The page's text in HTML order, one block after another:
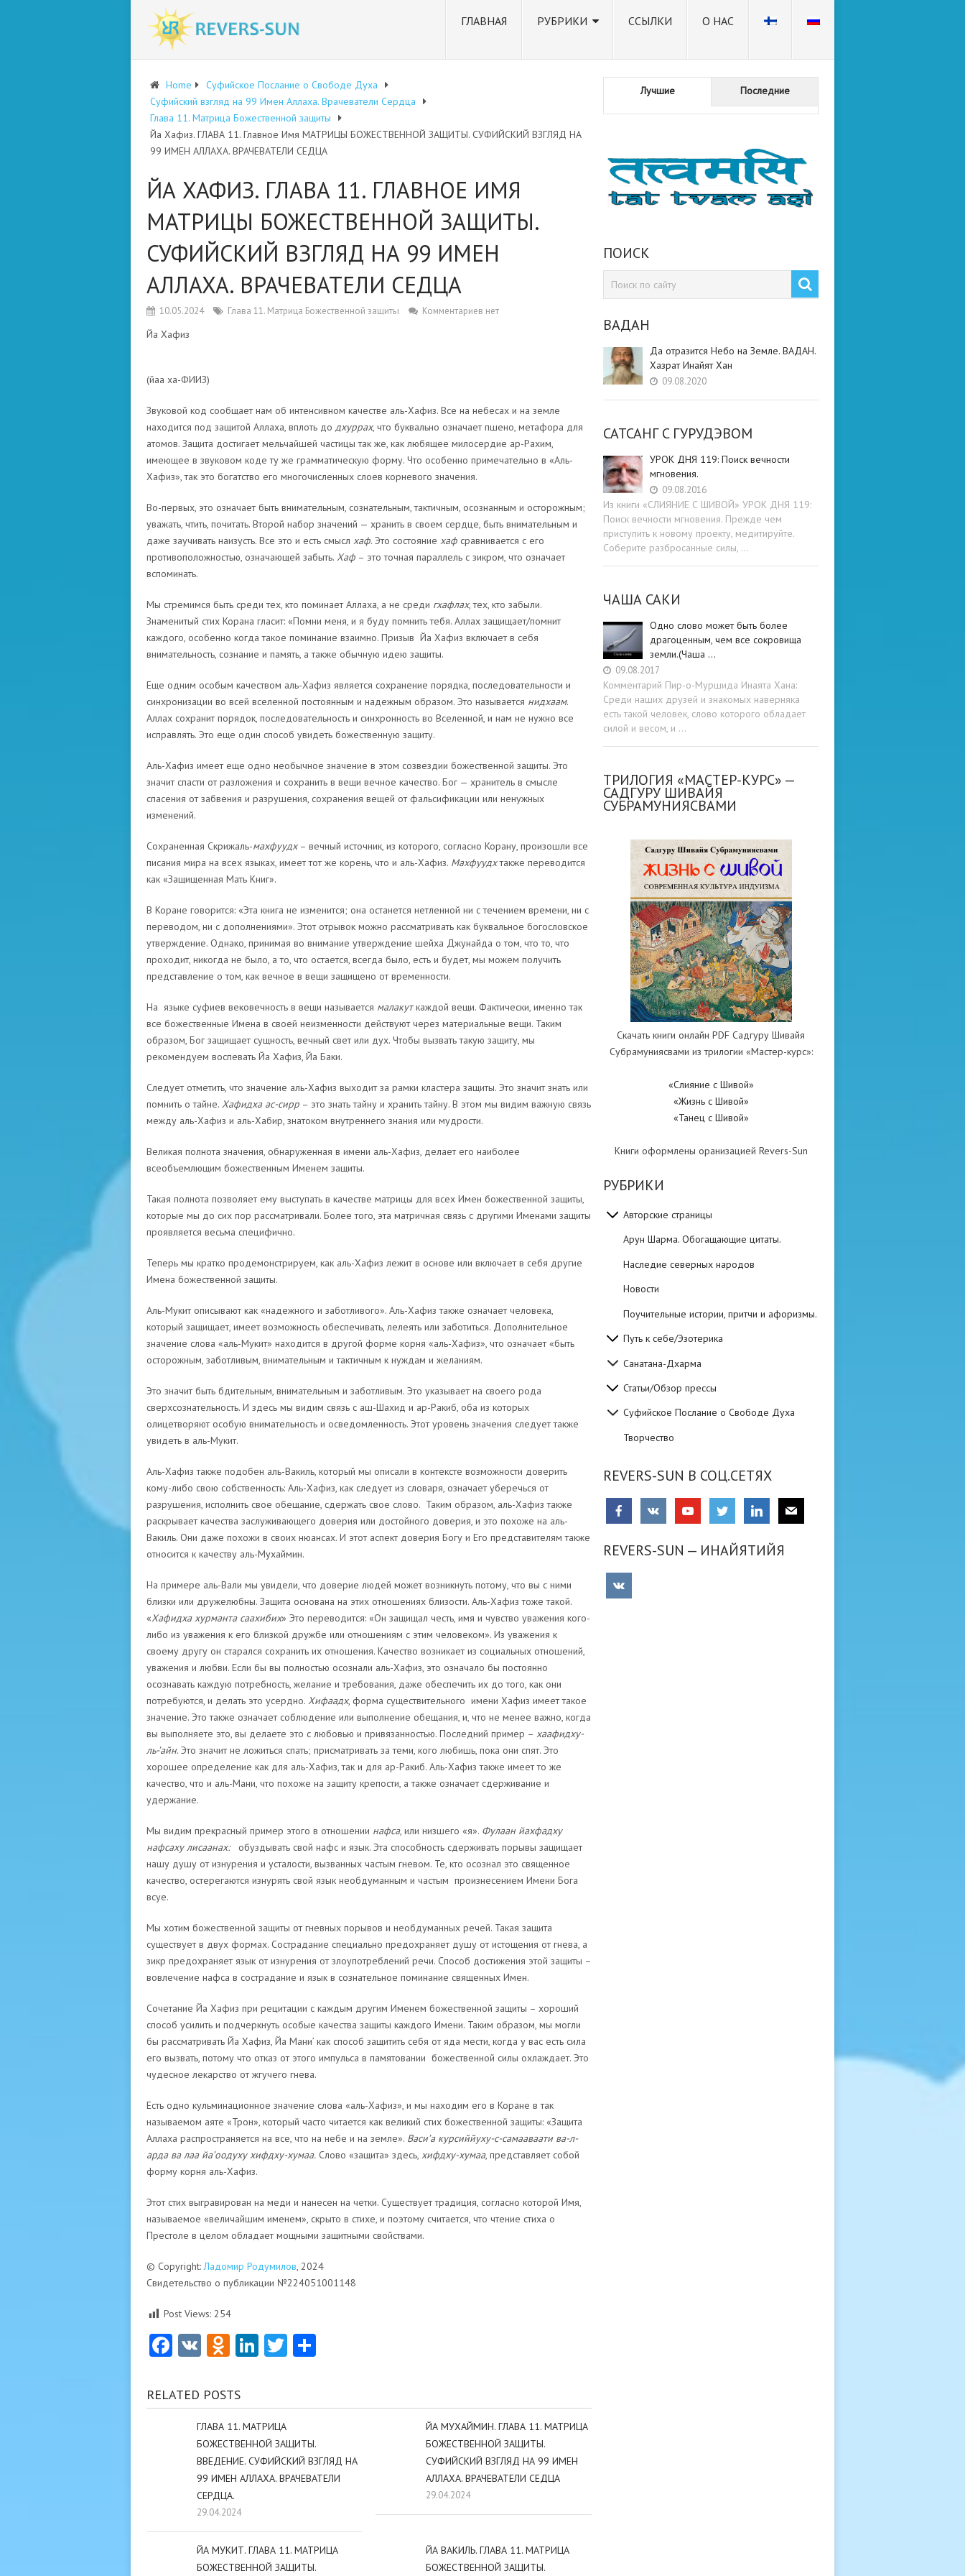
ГЛАВНАЯ РУБРИКИ ССЫЛКИ О НАС
Home
Суфийское Послание о Свободе Духа
Суфийский взгляд на 99 Имен Аллаха. Врачеватели Сердца
Глава 11. Матрица Божественной защиты
Йа Хафиз. ГЛАВА 11. Главное Имя МАТРИЦЫ БОЖЕСТВЕННОЙ ЗАЩИТЫ. СУФИЙСКИЙ ВЗГЛЯД НА
99 ИМЕН АЛЛАХА. ВРАЧЕВАТЕЛИ СЕДЦА
ЙА ХАФИЗ. ГЛАВА 11. ГЛАВНОЕ ИМЯ
МАТРИЦЫ БОЖЕСТВЕННОЙ ЗАЩИТЫ.
СУФИЙСКИЙ ВЗГЛЯД НА 99 ИМЕН
АЛЛАХА. ВРАЧЕВАТЕЛИ СЕДЦА
10.05.2024 Глава 11. Матрица Божественной защиты Комментариев нет
Йа Хафиз
(йаа ха-ФИИЗ)
Звуковой код сообщает нам об интенсивном качестве аль-Хафиз. Все на небесах и на земле
находится под защитой Аллаха, вплоть до дхуррах, что буквально означает пшено, метафора для
атомов. Защита достигает мельчайшей частицы так же, как любящее милосердие ар-Рахим,
имеющее в звуковом коде ту же грамматическую форму. Что особенно примечательно в «Аль-
Хафиз», так это богатство его многочисленных слоев корневого значения.
Во-первых, это означает быть внимательным, сознательным, тактичным, осознанным и осторожным;
уважать, чтить, почитать. Второй набор значений — хранить в своем сердце, быть внимательным и
даже заучивать наизусть. Все это и есть смысл хаф. Это состояние хафсравнивается с его
противоположностью, означающей забыть. Хаф– это точная параллель с зикром, что означает
вспоминать.
Мы стремимся быть среди тех, кто поминает Аллаха, а не среди гхафлах, тех, кто забыли.
Знаменитый стих Корана гласит: «Помни меня, и я буду помнить тебя. Аллах защищает/помнит
каждого, особенно когда такое поминание взаимно. Призыв Йа Хафиз включает в себя
внимательность, сознание и память, а также обычную идею защиты.
Еще одним особым качеством аль-Хафиз является сохранение порядка, последовательности и
синхронизации во всей вселенной постоянным и надежным образом. Это называется нидхаам.
Аллах сохранит порядок, последовательность и синхронность во Вселенной, и нам не нужно все
исправлять. Это еще один способ увидеть божественную защиту.
Аль-Хафиз имеет еще одно необычное значение в этом созвездии божественной защиты. Это
значит спасти от разложения и сохранить в вещи вечное качество. Бог — хранитель в смысле
спасения от забвения и разрушения, сохранения вещей от фальсификации или ненужных
изменений.
Сохраненная Скрижаль-махфуудх– вечный источник, из которого, согласно Корану, произошли все
писания мира на всех языках, имеет тот же корень, что и аль-Хафиз. Махфуудхтакже переводится
как «Защищенная Мать Книг».
В Коране говорится: «Эта книга не изменится; она останется нетленной ни с течением времени, ни с
переводом, ни с дополнениями». Этот отрывок можно рассматривать как буквальное богословское
утверждение. Однако, принимая во внимание утверждение шейха Джунайда о том, что то, что
проходит, никогда не было, а то, что остается, всегда было, есть и будет, мы можем получить
представление о том, как вечное в вещи защищено от временности.
На языке суфиев вековечность в вещи называется малакуткаждой вещи. Фактически, именно так
все божественные Имена в своей неизменности действуют через материальные вещи. Таким
образом, Бог защищает сущность, вечный свет или дух. Чтобы вызвать такую ​​защиту, мы
рекомендуем воспевать Йа Хафиз, Йа Баки.
Следует отметить, что значение аль-Хафиз выходит за рамки кластера защиты. Это значит знать или
помнить о тайне. Хафидха ас-сирр– это знать тайну и хранить тайну. В этом мы видим важную связь
между аль-Хафиз и аль-Хабир, знатоком внутреннего знания или мудрости.
Великая полнота значения, обнаруженная в имени аль-Хафиз, делает его наиболее
всеобъемлющим божественным Именем защиты.
Такая полнота позволяет ему выступать в качестве матрицы для всех Имен божественной защиты,
которые мы до сих пор рассматривали. Более того, эта матричная связь с другими Именами защиты
проявляется весьма специфично.
Теперь мы кратко продемонстрируем, как аль-Хафиз лежит в основе или включает в себя другие
Имена божественной защиты.
Аль-Мукит описывают как «надежного и заботливого». Аль-Хафиз также означает человека,
который защищает, имеет возможность обеспечивать, лелеять или заботиться. Дополнительное
значение слова «аль-Мукит» находится в другой форме корня «аль-Хафиз», что означает «быть
осторожным, заботливым, внимательным и тактичным к нуждам и желаниям.
Это значит быть бдительным, внимательным и заботливым. Это указывает на своего рода
сверхсознательность. И здесь мы видим связь с аш-Шахид и ар-Ракиб, оба из которых
олицетворяют особую внимательность и осведомленность. Этот уровень значения следует также
увидеть в аль-Мукит.
Аль-Хафиз также подобен аль-Вакиль, который мы описали в контексте возможности доверить
кому-либо свою собственность: Аль-Хафиз, как следует из словаря, означает уберечься от
разрушения, исполнить свое обещание, сдержать свое слово. Таким образом, аль-Хафиз также
раскрывает качества заслуживающего доверия или достойного доверия, и это похоже на аль-
Вакиль. Они даже похожи в своих нюансах. И этот аспект доверия Богу и Его представителям также
относится к качеству аль-Мухаймин.
На примере аль-Вали мы увидели, что доверие людей может возникнуть потому, что вы с ними
близки или дружелюбны. Защита основана на этих отношениях близости. Аль-Хафиз тоже такой.
«Хафидха хурманта саахибих» Это переводится: «Он защищал честь, имя и чувство уважения кого-
либо из уважения к его близкой дружбе или отношениям с этим человеком». Из уважения к
своему другу он старался сохранить их отношения. Качество возникает из социальных отношений,
уважения и любви. Если бы вы полностью осознали аль-Хафиз, это означало бы постоянно
осознавать каждую потребность, желание и требования, даже обеспечить их до того, как они
потребуются, и делать это усердно. Хифаадх, форма существительного имени Хафиз имеет такое
значение. Это также означает соблюдение или выполнение обещания, и, что не менее важно, когда
вы выполняете это, вы делаете это с любовью и привязанностью. Последний пример – хаафидху-
ль-’айн. Это значит не ложиться спать; присматривать за теми, кого любишь, пока они спят. Это
хорошее определение как для аль-Хафиз, так и для ар-Ракиб. Аль-Хафиз также имеет то же
качество, что и аль-Мани, что похоже на защиту крепости, а также означает сдерживание и
удержание.
Мы видим прекрасный пример этого в отношении нафса, или низшего «я». Фулаан йахфадху
нафсаху лисаанах: обуздывать свой нафс и язык. Эта способность сдерживать порывы защищает
нашу душу от изнурения и усталости, вызванных частым гневом. Те, кто осознал это священное
качество, остерегаются изнурять свой язык необдуманным и частым произнесением Имени Бога
всуе.
Мы хотим божественной защиты от гневных порывов и необдуманных речей. Такая защита
существует в двух формах. Сострадание специально предохраняет душу от истощения от гнева, а
зикр предохраняет язык от изнурения от злоупотреблений речи. Способ достижения этой защиты –
вовлечение нафса в сострадание и язык в сознательное поминание священных Имен.
Сочетание Йа Хафиз при рецитации с каждым другим Именем божественной защиты – хороший
способ усилить и подчеркнуть особые качества защиты каждого Имени. Таким образом, мы могли
бы рассматривать Йа Хафиз, Йа Мани’ как способ защитить себя от яда мести, когда у вас есть сила
его вызвать, потому что отказ от этого импульса в памятовании божественной силы охлаждает. Это
чудесное лекарство от жгучего гнева.
Есть одно кульминационное значение слова «аль-Хафиз», и мы находим его в Коране в так
называемом аяте «Трон», который часто читается как великий стих божественной защиты: «Защита
Аллаха распространяется на все, что на небе и на земле». Васи’а курсиййуху-с-самааваати ва-л-
арда ва лаа йа’оодуху хифдху-хумаа.Слово «защита» здесь, хифдху-хумаа, представляет собой
форму корня аль-Хафиз.
Этот стих выгравирован на меди и нанесен на четки. Существует традиция, согласно которой Имя,
называемое «величайшим именем», скрыто в стихе, и поэтому считается, что чтение стиха о
Престоле в целом обладает мощными защитными свойствами.
© Copyright:Ладомир Родумилов, 2024
Свидетельство о публикации №224051001148
Post Views: 254
Facebook
VKOdnoklassniki
LinkedIn
TwitterОтправить
RELATED POSTS
ГЛАВА 11. МАТРИЦА
БОЖЕСТВЕННОЙ ЗАЩИТЫ.
ВВЕДЕНИЕ. СУФИЙСКИЙ ВЗГЛЯД НА
99 ИМЕН АЛЛАХА. ВРАЧЕВАТЕЛИ
СЕРДЦА.
29.04.2024
ЙА МУХАЙМИН. ГЛАВА 11. МАТРИЦА
БОЖЕСТВЕННОЙ ЗАЩИТЫ.
СУФИЙСКИЙ ВЗГЛЯД НА 99 ИМЕН
АЛЛАХА. ВРАЧЕВАТЕЛИ СЕДЦА
29.04.2024
ЙА МУКИТ. ГЛАВА 11. МАТРИЦА
БОЖЕСТВЕННОЙ ЗАЩИТЫ.
ЙА ВАКИЛЬ. ГЛАВА 11. МАТРИЦА
БОЖЕСТВЕННОЙ ЗАЩИТЫ.
Лучшие Последние
ПОИСК
ВАДАН
Да отразится Небо на Земле. ВАДАН.
Хазрат Инайят Хан
09.08.2020
САТСАНГ C ГУРУДЭВОМ
УРОК ДНЯ 119: Поиск вечности
мгновения.
09.08.2016
Из книги «СЛИЯНИЕ С ШИВОЙ» УРОК ДНЯ 119:
Поиск вечности мгновения. Прежде чем
приступить к новому проекту, медитируйте.
Соберите разбросанные силы, …
ЧАША САКИ
Одно слово может быть более
драгоценным, чем все сокровища
земли.(Чаша …
09.08.2017
Комментарий Пир-о-Муршида Инаята Хана:
Среди наших друзей и знакомых наверняка
есть такой человек, слово которого обладает
силой и весом, и …
ТРИЛОГИЯ «МАСТЕР-КУРС» —
САДГУРУ ШИВАЙЯ
СУБРАМУНИЯСВАМИ
Скачать книги онлайн PDF Садгуру Шивайя
Субрамуниясвами из трилогии «Мастер-курс»:
«Слияние с Шивой»
«Жизнь с Шивой»
«Танец с Шивой»
Книги оформлены оранизацией Revers-Sun
РУБРИКИ
Авторские страницы
Арун Шарма. Обогащающие цитаты.
Наследие северных народов
Новости
Поучительные истории, притчи и афоризмы.
Путь к себе/Эзотерика
Санатана-Дхарма
Статьи/Обзор прессы
Суфийское Послание о Свободе Духа
Творчество
REVERS-SUN В СОЦ.СЕТЯХ
REVERS-SUN — ИНАЙЯТИЙЯ